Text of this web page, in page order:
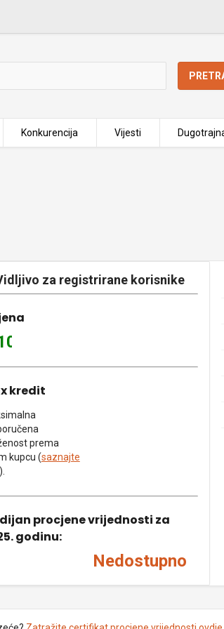
Konkurencija Vijesti
za registrirane korisnike
kredit
prema
kupcu (saznajte
).
procjene vrijednosti za
godinu:
Nedostupno